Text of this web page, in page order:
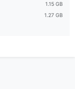
1.15 GB
1.27 GB